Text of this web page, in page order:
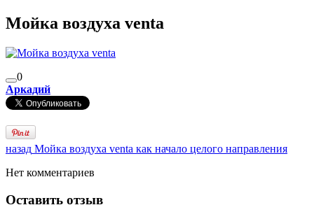
Мойка воздуха venta
0
Аркадий
назад Мойка воздуха venta как начало целого направления
Нет комментариев
Оставить отзыв